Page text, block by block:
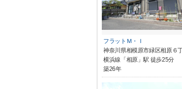
フラットＭ・Ｉ
神奈川県相模原市緑区相原６
横浜線「相原」駅 徒歩25分
築26年